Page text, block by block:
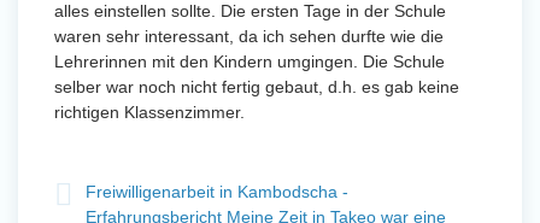
alles einstellen sollte. Die ersten Tage in der Schule
waren sehr interessant, da ich sehen durfte wie die
Lehrerinnen mit den Kindern umgingen. Die Schule
selber war noch nicht fertig gebaut, d.h. es gab keine
richtigen Klassenzimmer.
Freiwilligenarbeit in Kambodscha -
Erfahrungsbericht Meine Zeit in Takeo war eine